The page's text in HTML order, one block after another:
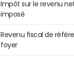
Impôt sur le revenu
imposé
Revenu fiscal de
foyer